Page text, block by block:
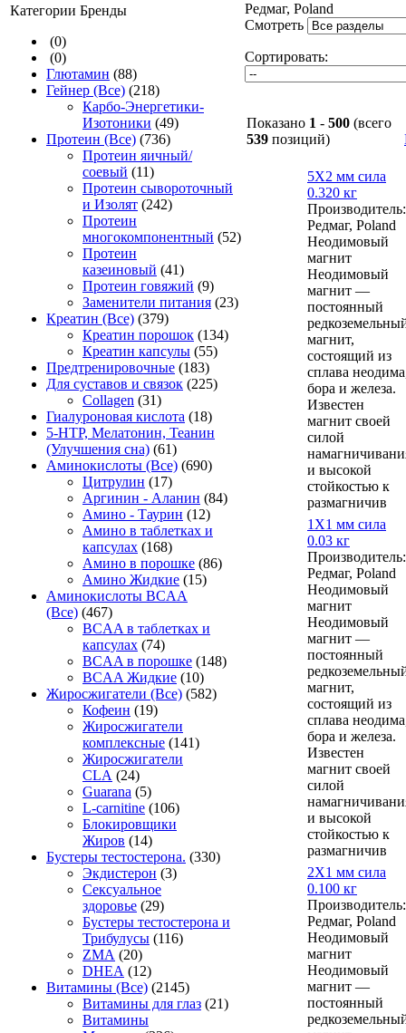
Категории Бренды
(0)
(0)
Глютамин (88)
Гейнер (Все) (218)
Карбо-Энергетики-
Изотоники (49)
Протеин (Все) (736)
Протеин яичный/
соевый (11)
Протеин сывороточный
и Изолят (242)
Протеин
многокомпонентный (52)
Протеин
казеиновый (41)
Протеин говяжий (9)
Заменители питания (23)
Креатин (Все) (379)
Креатин порошок (134)
Креатин капсулы (55)
Предтренировочные (183)
Для суставов и связок (225)
Collagen (31)
Гиалуроновая кислота (18)
5-HTP, Мелатонин, Теанин
(Улучшения сна) (61)
Аминокислоты (Все) (690)
Цитрулин (17)
Аргинин - Аланин (84)
Амино - Таурин (12)
Амино в таблетках и
капсулах (168)
Амино в порошке (86)
Амино Жидкие (15)
Аминокислоты ВСAA
(Все) (467)
ВСAA в таблетках и
капсулах (74)
ВСAA в порошке (148)
ВСAA Жидкие (10)
Жиросжигатели (Все) (582)
Кофеин (19)
Жиросжигатели
комплексные (141)
Жиросжигатели
CLA (24)
Guarana (5)
L-carnitine (106)
Блокировщики
Жиров (14)
Бустеры тестостерона. (330)
Экдистерон (3)
Сексуальное
здоровье (29)
Бустеры тестостерона и
Трибулусы (116)
ZMA (20)
DHEA (12)
Витамины (Все) (2145)
Витамины для глаз (21)
Витамины
Редмаг, Poland
Смотреть
Сортировать:
Показано 1 - 500 (всего
539 позиций)
5Х2 мм сила
0.320 кг
Производитель:
Редмаг, Poland
Неодимовый
магнит
Неодимовый
магнит —
постоянный
магнит,
состоящий из
сплава
бора и железа.
Известен
магнит своей
силой
и высокой
стойкостью к
размагничив
1Х1 мм сила
0.03 кг
Производитель:
Редмаг, Poland
Неодимовый
магнит
Неодимовый
магнит —
постоянный
магнит,
состоящий из
сплава
бора и железа.
Известен
магнит своей
силой
и высокой
стойкостью к
размагничив
2Х1 мм сила
0.100 кг
Производитель:
Редмаг, Poland
Неодимовый
магнит
Неодимовый
магнит —
постоянный